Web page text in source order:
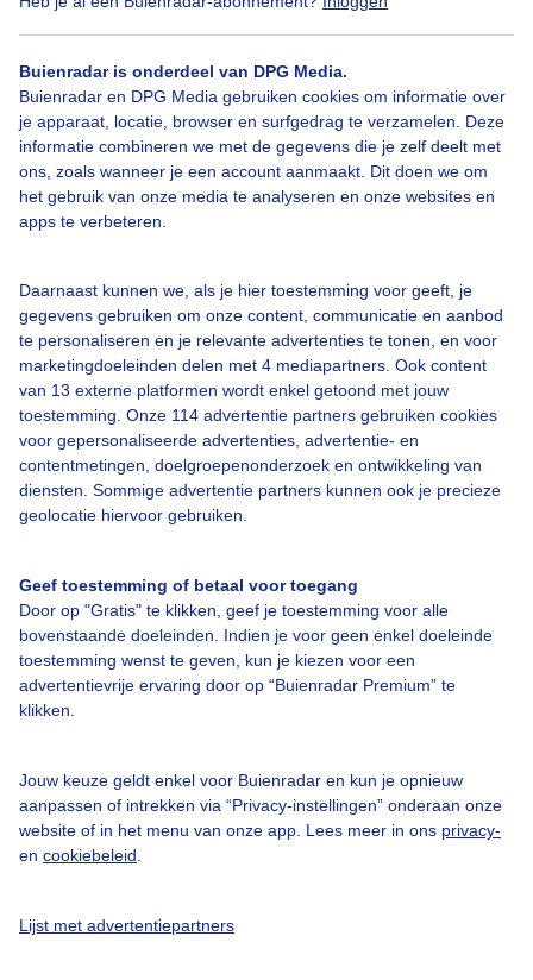
Buienradar is onderdeel van DPG Media.
Buienradar en DPG Media gebruiken cookies om informatie over
je apparaat, locatie, browser en surfgedrag te verzamelen. Deze
informatie combineren we met de gegevens die je zelf deelt met
ons, zoals wanneer je een account aanmaakt. Dit doen we om
het gebruik van onze media te analyseren en onze websites en
apps te verbeteren.
Daarnaast kunnen we, als je hier toestemming voor geeft, je
gegevens gebruiken om onze content, communicatie en aanbod
te personaliseren en je relevante advertenties te tonen, en voor
marketingdoeleinden delen met 4 mediapartners. Ook content
van 13 externe platformen wordt enkel getoond met jouw
toestemming. Onze 114 advertentie partners gebruiken cookies
voor gepersonaliseerde advertenties, advertentie- en
contentmetingen, doelgroepenonderzoek en ontwikkeling van
diensten. Sommige advertentie partners kunnen ook je precieze
geolocatie hiervoor gebruiken.
Geef toestemming of betaal voor toegang
Door op "Gratis" te klikken, geef je toestemming voor alle
bovenstaande doeleinden. Indien je voor geen enkel doeleinde
toestemming wenst te geven, kun je kiezen voor een
advertentievrije ervaring door op “Buienradar Premium” te
klikken.
Jouw keuze geldt enkel voor Buienradar en kun je opnieuw
aanpassen of intrekken via “Privacy-instellingen” onderaan onze
website of in het menu van onze app. Lees meer in ons privacy-
en cookiebeleid
Lijst met advertentiepartners
Bekijk slideshow
Een moment geduld aub...
Over Buienradar
Bedrijfsgegevens
Veelgestelde vragen
Gebruikersvoorwaarden
Adverteren
Buienradar Team
Cookie beleid
Privacy instellingen
Gratis weerdata